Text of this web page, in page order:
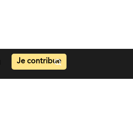
Je contribue